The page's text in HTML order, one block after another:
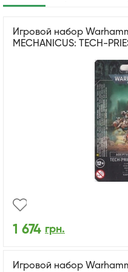
Игровой набор
MECHANICUS: TECH-
1 674 грн.
Игровой набор